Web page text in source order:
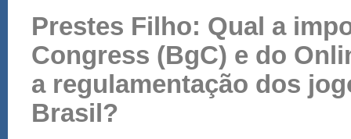
Prestes Filho: Qual a
Congress (BgC) e do
a regulamentação dos
Brasil?